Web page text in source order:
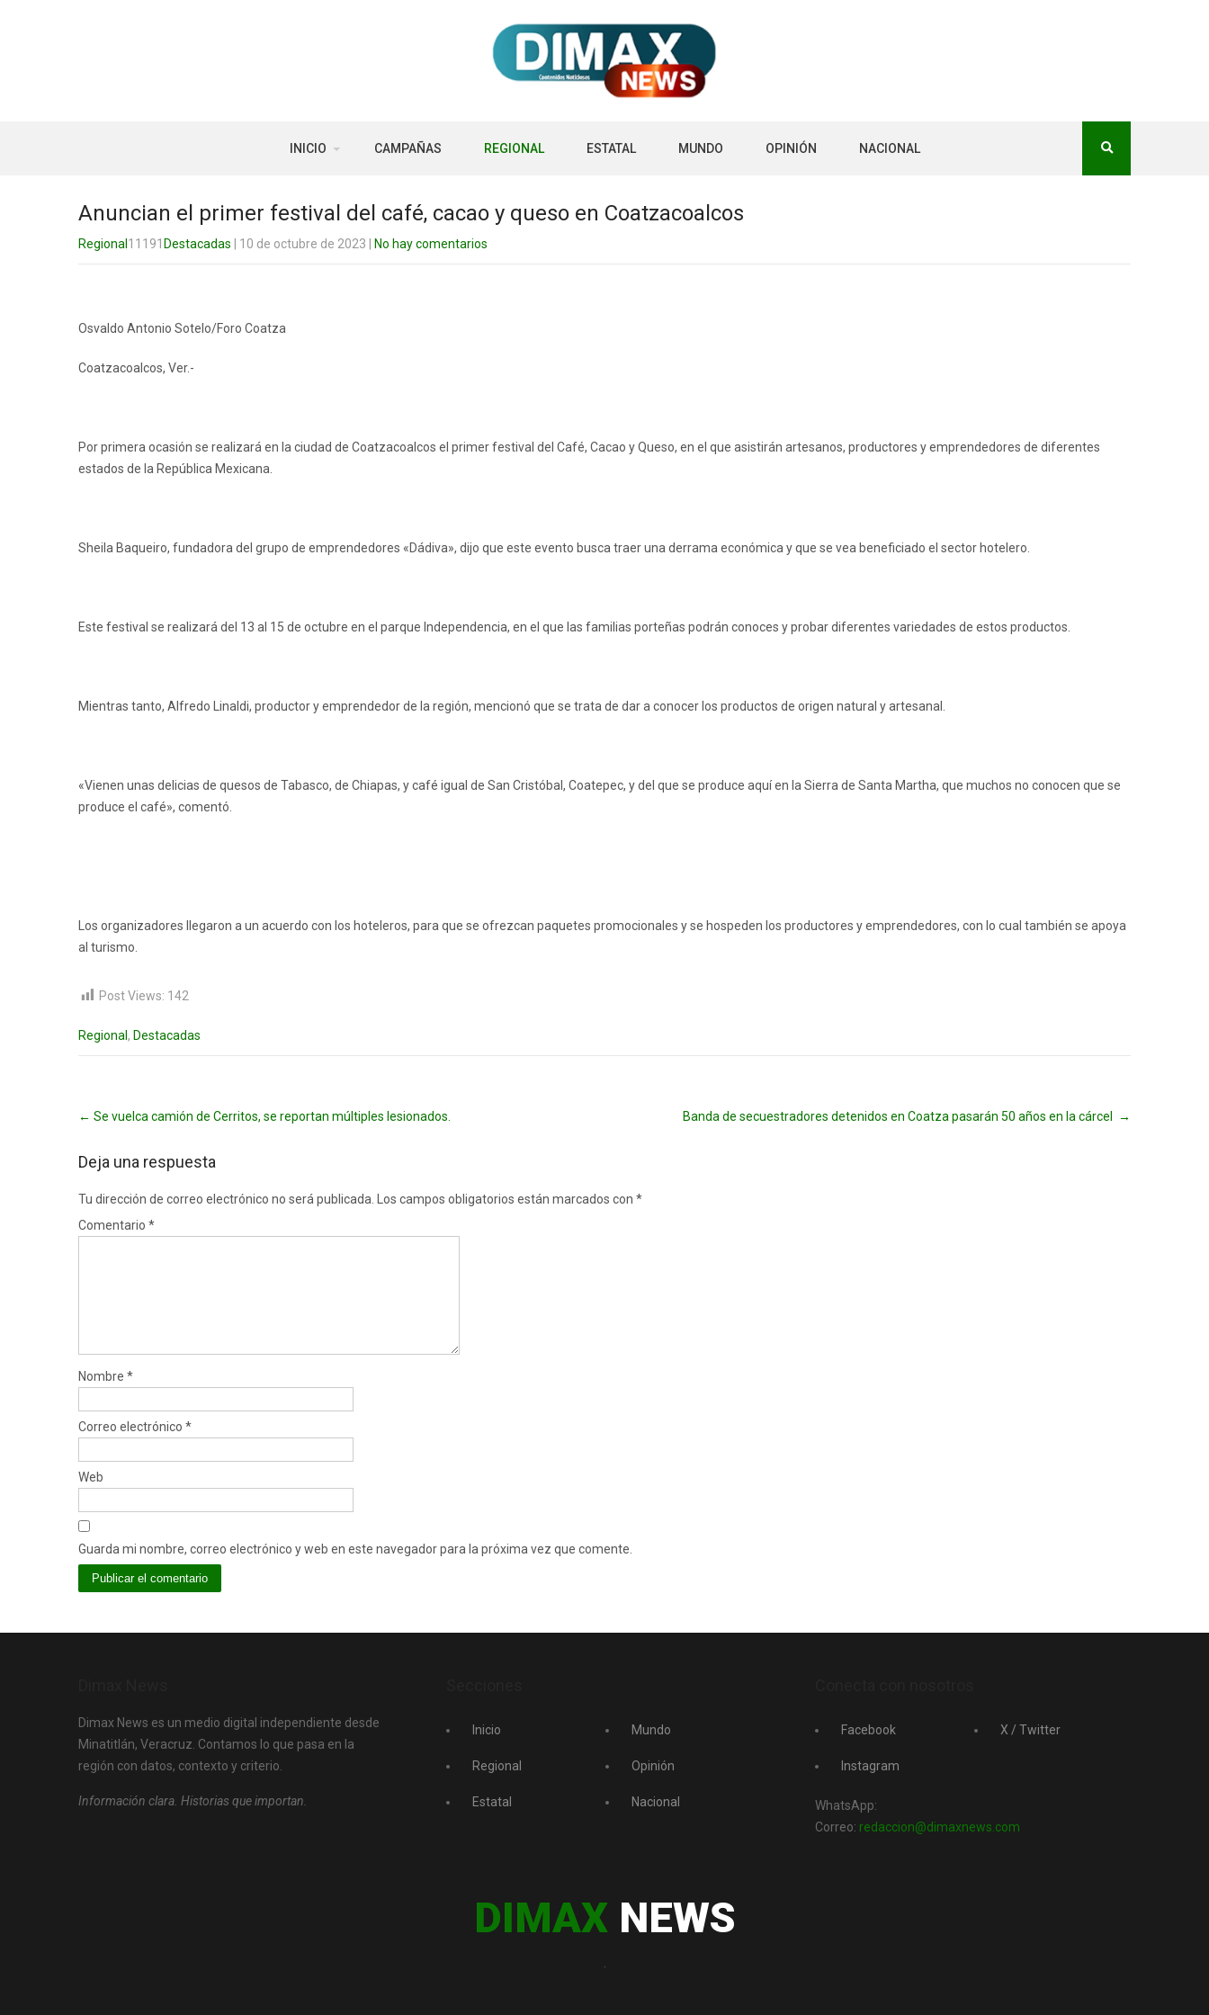
INICIO CAMPAÑAS REGIONAL ESTATAL MUNDO OPINIÓN NACIONAL
Anuncian el primer festival del café, cacao y queso en Coatzacoalcos
Regional 11191 Destacadas | 10 de octubre de 2023 No hay comentarios
Osvaldo Antonio Sotelo/Foro Coatza
Coatzacoalcos, Ver.-
Por primera ocasión se realizará en la ciudad de Coatzacoalcos el primer festival del Café, Cacao y Queso, en el que asistirán artesanos, productores y emprendedores de diferentes
estados de la República Mexicana.
Sheila Baqueiro, fundadora del grupo de emprendedores «Dádiva», dijo que este evento busca traer una derrama económica y que se vea beneficiado el sector hotelero.
Este festival se realizará del 13 al 15 de octubre en el parque Independencia, en el que las familias porteñas podrán conoces y probar diferentes variedades de estos productos.
Mientras tanto, Alfredo Linaldi, productor y emprendedor de la región, mencionó que se trata de dar a conocer los productos de origen natural y artesanal.
«Vienen unas delicias de quesos de Tabasco, de Chiapas, y café igual de San Cristóbal, Coatepec, y del que se produce aquí en la Sierra de Santa Martha, que muchos no conocen que se
produce el café», comentó.
Los organizadores llegaron a un acuerdo con los hoteleros, para que se ofrezcan paquetes promocionales y se hospeden los productores y emprendedores, con lo cual también se apoya
al turismo.
Post Views: 142
Regional , Destacadas
navigation
← Se vuelca camión de Cerritos, se reportan múltiples lesionados. Banda de secuestradores detenidos en Coatza pasarán 50 años en la cárcel →
Deja una respuesta
Tu dirección de correo electrónico no será publicada. Los campos obligatorios están marcados con *
Comentario *
Nombre *
Correo electrónico *
Web
Guarda mi nombre, correo electrónico y web en este navegador para la próxima vez que comente.
Dimax News es un medio digital independiente desde
Minatitlán, Veracruz. Contamos lo que pasa en la
región con datos, contexto y criterio.
Información clara. Historias que importan.
Inicio
Regional
Estatal
Mundo
Opinión
Nacional
Facebook
Instagram
X / Twitter
WhatsApp:
Correo: redaccion@dimaxnews.com
DIMAXNEWS